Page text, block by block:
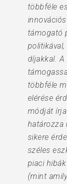
többféle
támogató
díjakkal.
többféle
elérése
módját
határozza
sikere
széles
piaci
(mint